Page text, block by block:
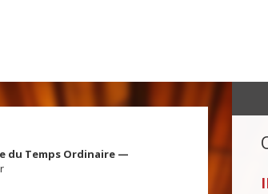
du Temps Ordinaire —